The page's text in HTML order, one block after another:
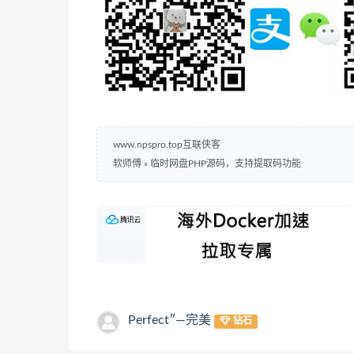
www.npspro.top互联侠客
软师傅 » 临时网盘PHP源码，支持提取码功能
Perfect″—完美 钻石